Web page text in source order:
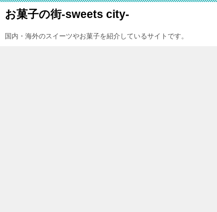
お菓子の街-sweets city-
国内・海外のスイーツやお菓子を紹介しているサイトです。